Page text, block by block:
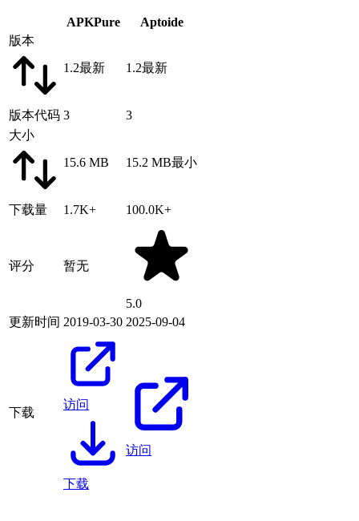
APKPure
Aptoide
版本
1.2最新 1.2最新
版本代码 3
3
大小
15.6 MB
15.2 MB最小
下载量 1.7K+ 100.0K+
评分 暂无
5.0
更新时间 2019-03-30 2025-09-04
下载
访问
下载
访问